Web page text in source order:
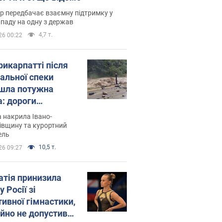
передбачає взаємну підтримку у
на одну з держав
00:22 4,7 т.
після
спеки
потужна
дороги
на
Відео
накрила Івано-
та курортний
09:27 10,5 т.
принизила
Росії зі
гімнастики,
не допустивши